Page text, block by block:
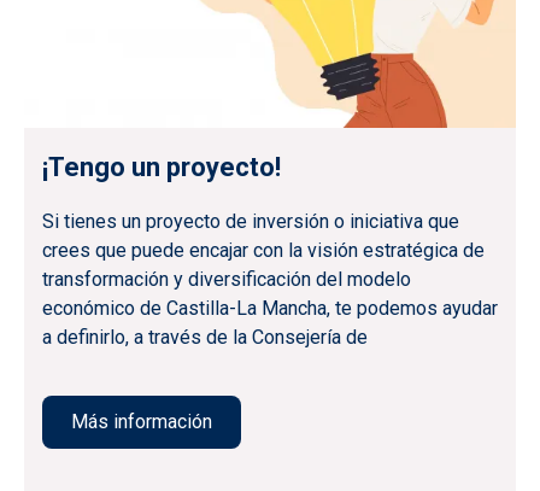
¡Tengo un proyecto!
Si tienes un proyecto de inversión o iniciativa que
crees que puede encajar con la visión estratégica de
transformación y diversificación del modelo
económico de Castilla-La Mancha, te podemos ayudar
a definirlo, a través de la Consejería de
Más información